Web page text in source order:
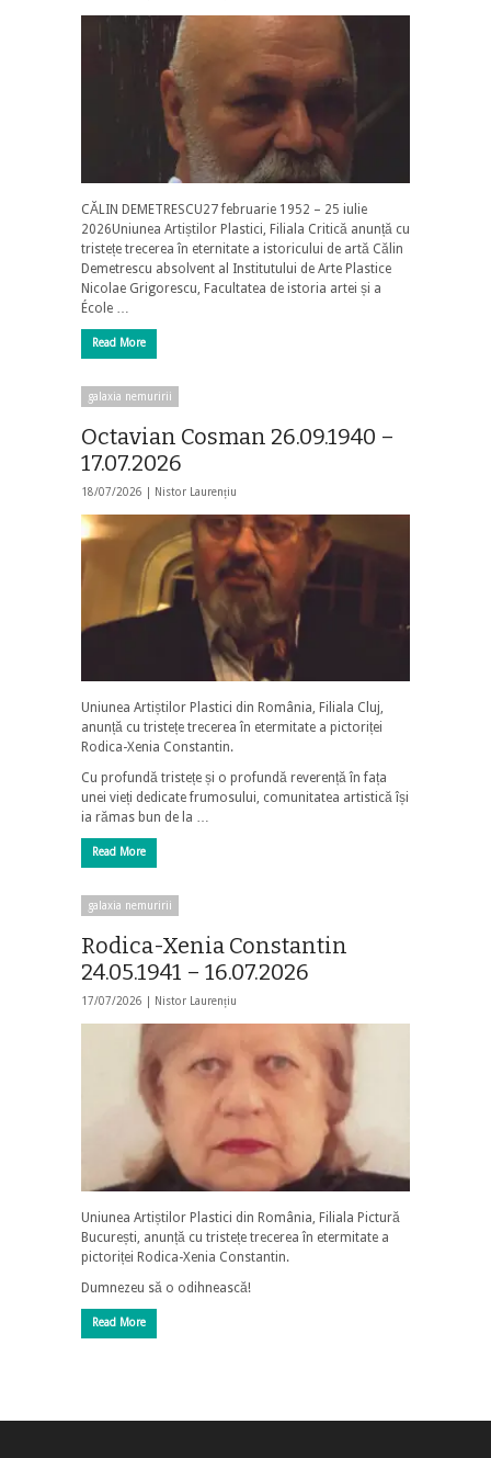
CĂLIN DEMETRESCU27 februarie 1952 – 25 iulie
2026Uniunea Artiștilor Plastici, Filiala Critică anunță cu
tristețe trecerea în eternitate a istoricului de artă Călin
Demetrescu absolvent al Institutului de Arte Plastice
Nicolae Grigorescu, Facultatea de istoria artei și a
École …
Read More
galaxia nemuririi
Octavian Cosman 26.09.1940 –
17.07.2026
18/07/2026 | Nistor Laurențiu
Uniunea Artiștilor Plastici din România, Filiala Cluj,
anunță cu tristețe trecerea în etermitate a pictoriței
Rodica-Xenia Constantin.
Cu profundă tristețe și o profundă reverență în fața
unei vieți dedicate frumosului, comunitatea artistică își
ia rămas bun de la …
Read More
galaxia nemuririi
Rodica-Xenia Constantin
24.05.1941 – 16.07.2026
17/07/2026 | Nistor Laurențiu
Uniunea Artiștilor Plastici din România, Filiala Pictură
București, anunță cu tristețe trecerea în etermitate a
pictoriței Rodica-Xenia Constantin.
Dumnezeu să o odihnească!
Read More